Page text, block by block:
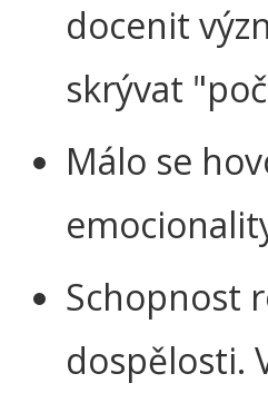
docenit
skrývat
Málo se
Schopnost
dospělosti.